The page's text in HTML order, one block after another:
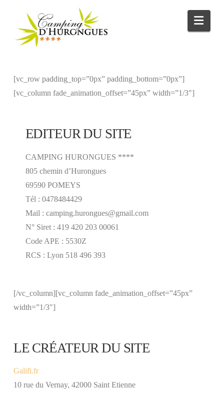
[vc_row padding_top=”0px” padding_bottom=”0px”]
[vc_column fade_animation_offset=”45px” width=”1/3″]
EDITEUR DU SITE
CAMPING HURONGUES ****
805 chemin d’Hurongues
69590 POMEYS
Tél : 0478484429
Mail : camping.hurongues@gmail.com
N° Siret : 419 420 203 00061
Code APE : 5530Z
RCS : Lyon 518 496 393
[/vc_column][vc_column fade_animation_offset=”45px”
width=”1/3″]
LE CRÉATEUR DU SITE
Galifi.fr
10 rue du Vernay, 42000 Saint Etienne